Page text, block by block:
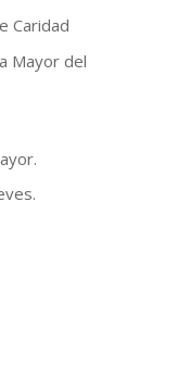
Caridad
Mayor del